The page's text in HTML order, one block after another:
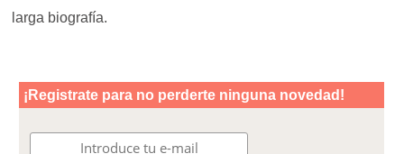
larga biografía.